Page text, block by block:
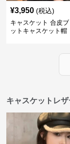
¥3,950 (税込)
キャスケット 合皮
ットキャスケット帽
キャスケットレ